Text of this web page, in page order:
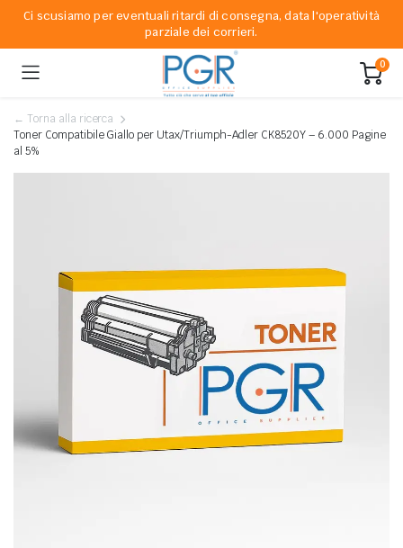
Ci scusiamo per eventuali ritardi di consegna, data l'operatività
parziale dei corrieri.
0
← Torna alla ricerca
Toner Compatibile Giallo per Utax/Triumph-Adler CK8520Y – 6.000 Pagine
al 5%